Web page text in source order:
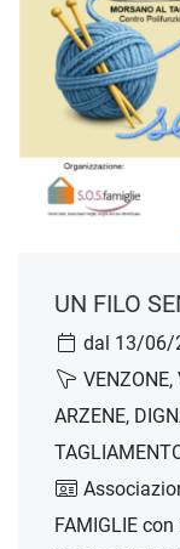
UN FILO
dal 13/06/
VENZONE,
ARZENE,
FAMIGLIE